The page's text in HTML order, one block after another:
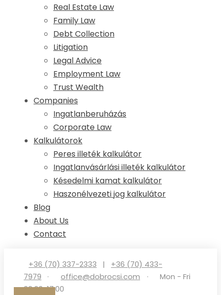
Real Estate Law
Family Law
Debt Collection
Litigation
Legal Advice
Employment Law
Trust Wealth
Companies
Ingatlanberuházás
Corporate Law
Kalkulátorok
Peres illeték kalkulátor
Ingatlanvásárlási illeték kalkulátor
Késedelmi kamat kalkulátor
Haszonélvezeti jog kalkulátor
Blog
About Us
Contact
+36 (70) 337-2333 |
+36 (70) 433-
7979
· office@dobrocsi.com ·
Mon - Fri
09:00-17:00